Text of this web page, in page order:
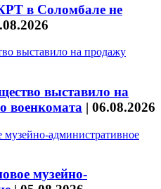
в Соломбале не
выставило на
военкомата | 06.08.2026
музейно-